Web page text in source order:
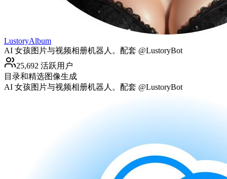
LustoryAlbum
AI 女孩图片与视频相册机器人。配套 @LustoryBot
25,692 活跃用户
目录和精选图像生成
AI 女孩图片与视频相册机器人。配套 @LustoryBot